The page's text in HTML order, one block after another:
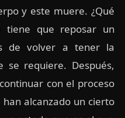
y este muere. ¿Qué
tiene que reposar un
de volver a tener la
se requiere. Después,
con el proceso
alcanzado un cierto